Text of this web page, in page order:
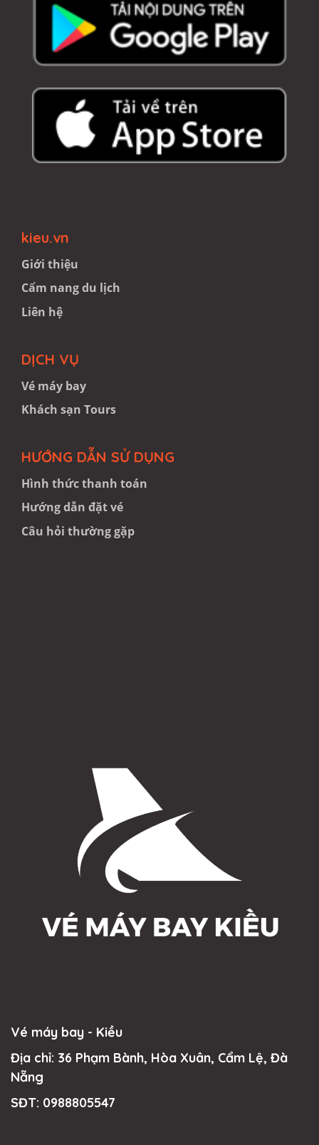
kieu.vn
Giới thiệu
Cẩm nang du lịch
Liên hệ
DỊCH VỤ
Vé máy bay
Khách sạn Tours
HƯỚNG DẪN SỬ DỤNG
Hình thức thanh toán
Hướng dẫn đặt vé
Câu hỏi thường gặp
Vé máy bay - Kiều
Địa chỉ: 36 Phạm Bành, Hòa Xuân, Cẩm Lệ, Đà
Nẵng
SĐT: 0988805547